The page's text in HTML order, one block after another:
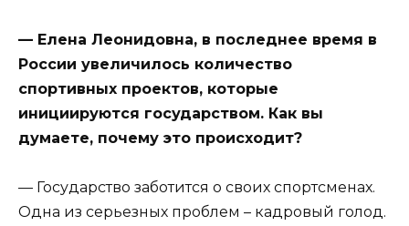
— Елена Леонидовна, в последнее время в
России увеличилось количество
спортивных проектов, которые
инициируются государством. Как вы
думаете, почему это происходит?
— Государство заботится о своих спортсменах.
Одна из серьезных проблем – кадровый голод.